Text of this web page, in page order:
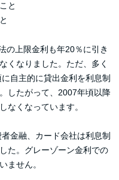
と
の上限金利も年20％に引き
くなりました。ただ、多く
自主的に貸出金利を利息制
したがって、2007年頃以降
なくなっています。
金融、カード会社は利息制
た。グレーゾーン金利での
ません。